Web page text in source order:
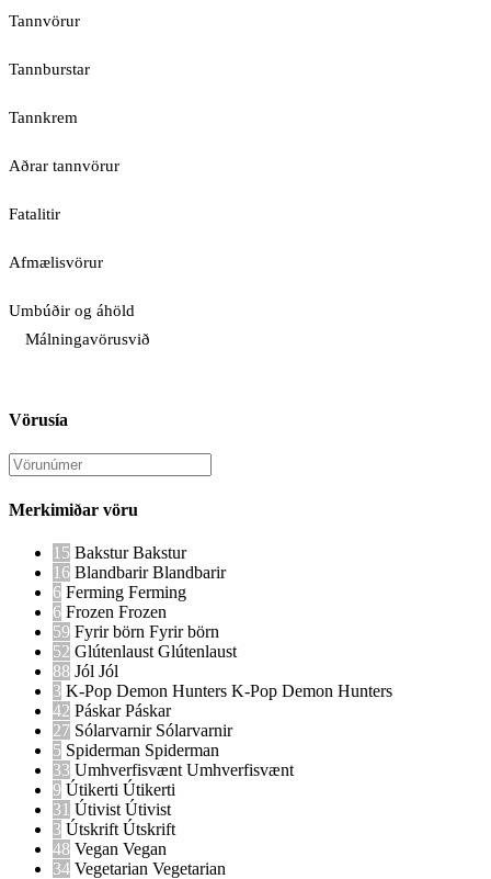
Tannvörur
Tannburstar
Tannkrem
Aðrar tannvörur
Fatalitir
Afmælisvörur
Umbúðir og áhöld
Málningavörusvið
Vörusía
Merkimiðar vöru
15 BaksturBakstur
16 BlandbarirBlandbarir
6 Ferming Ferming
6 Frozen Frozen
59 Fyrir börn Fyrir börn
52 Glútenlaust Glútenlaust
88 Jól Jól
3 K-Pop Demon Hunters K-Pop Demon Hunters
42 PáskarPáskar
27 Sólarvarnir Sólarvarnir
5 Spiderman Spiderman
33 Umhverfisvænt Umhverfisvænt
9 Útikerti Útikerti
31 Útivist Útivist
3 Útskrift Útskrift
48 Vegan Vegan
34 Vegetarian Vegetarian